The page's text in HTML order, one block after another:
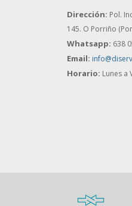
Dirección: Pol.
145. O Porriño
Whatsapp: 638
Email:
Horario: Lunes a